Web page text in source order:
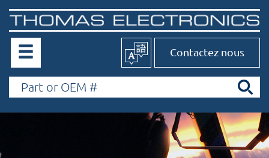
Contactez nous